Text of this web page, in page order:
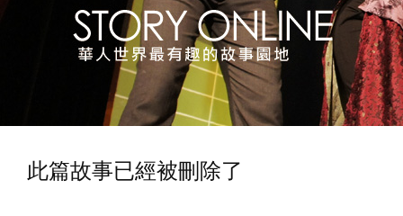
此篇故事已經被刪除了